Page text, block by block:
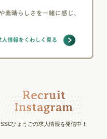
Recruit
Instagram
SSCひょうごの求人情報を発信中！